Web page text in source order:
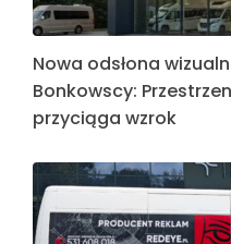
Nowa odsłona
Bonkowscy:
przyciąga wzrok